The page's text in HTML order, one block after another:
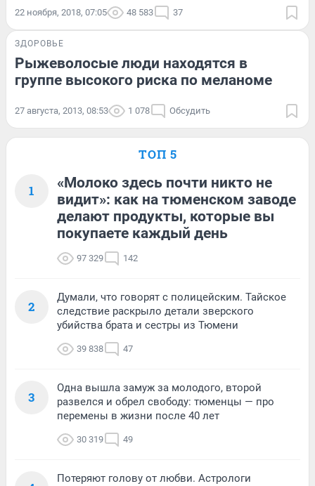
22 ноября, 2018, 07:05 48 583 37
ЗДОРОВЬЕ
Рыжеволосые люди находятся в
группе высокого риска по меланоме
27 августа, 2013, 08:53 1 078 Обсудить
ТОП 5
1
«Молоко здесь почти никто не
видит»: как на тюменском заводе
делают продукты, которые вы
покупаете каждый день
97 329 142
2
Думали, что говорят с полицейским. Тайское
следствие раскрыло детали зверского
убийства брата и сестры из Тюмени
39 838 47
3
Одна вышла замуж за молодого, второй
развелся и обрел свободу: тюменцы — про
перемены в жизни после 40 лет
30 319 49
Потеряют голову от любви. Астрологи